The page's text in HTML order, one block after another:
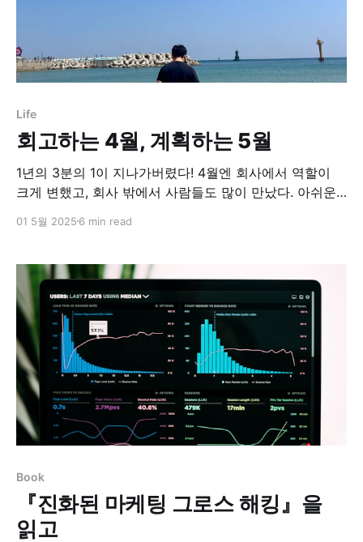
Life
회고하는 4월, 계획하는 5월
1년의 3분의 1이 지나가버렸다! 4월엔 회사에서 역할이
크게 변했고, 회사 밖에서 사람들도 많이 만났다. 아쉬운
계획하는 4월벌써 1분기가 지나갔다. 시간이 정말 빨리 지
만 가도 빠듯한 시간이다. 이런 상황일수록 더 선택과 집
중을 잘하는
01 5월 2025 6 min read
Book
『진화된 마케팅 그로스 해킹』을
읽고